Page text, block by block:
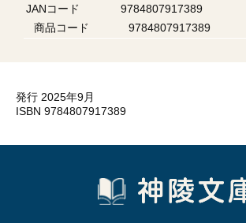
JANコード
9784807917389
商品コード
9784807917389
発行 2025年9月
ISBN 9784807917389